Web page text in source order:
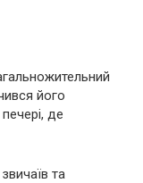
його
де
та